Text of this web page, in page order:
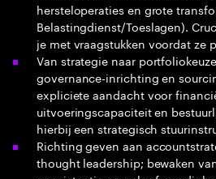
hersteloperaties en grote
Belastingdienst/Toeslagen).
je met vraagstukken voordat ze
Van strategie naar
governance-inrichting en
expliciete aandacht voor
uitvoeringscapaciteit en
hierbij een strategisch
Richting geven aan
thought leadership; bewaken